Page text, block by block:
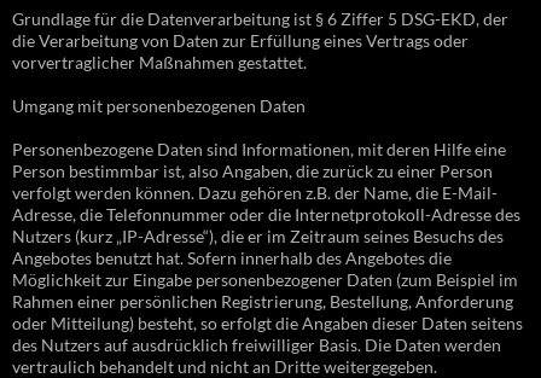
Grundlage für die Datenverarbeitung ist § 6 Ziffer 5 DSG-EKD, der
die Verarbeitung von Daten zur Erfüllung eines Vertrags oder
vorvertraglicher Maßnahmen gestattet.
Umgang mit personenbezogenen Daten
Personenbezogene Daten sind Informationen, mit deren Hilfe eine
Person bestimmbar ist, also Angaben, die zurück zu einer Person
verfolgt werden können. Dazu gehören z.B. der Name, die E-Mail-
Adresse, die Telefonnummer oder die Internetprotokoll-Adresse des
Nutzers (kurz „IP-Adresse“), die er im Zeitraum seines Besuchs des
Angebotes benutzt hat. Sofern innerhalb des Angebotes die
Möglichkeit zur Eingabe personenbezogener Daten (zum Beispiel im
Rahmen einer persönlichen Registrierung, Bestellung, Anforderung
oder Mitteilung) besteht, so erfolgt die Angaben dieser Daten seitens
des Nutzers auf ausdrücklich freiwilliger Basis. Die Daten werden
vertraulich behandelt und nicht an Dritte weitergegeben.